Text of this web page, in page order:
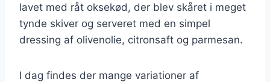
lavet med råt oksekød, der blev skåret i meget
tynde skiver og serveret med en simpel
dressing af olivenolie, citronsaft og parmesan.
I dag findes der mange variationer af